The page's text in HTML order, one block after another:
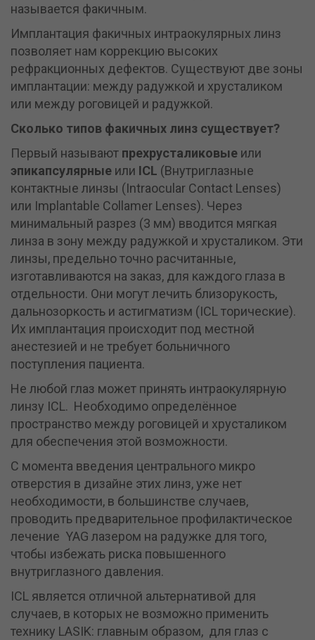
называется факичным.
Имплантация факичных интраокулярных линз
позволяет нам коррекцию высоких
рефракционных дефектов. Существуют две зоны
имплантации: между радужкой и хрусталиком
или между роговицей и радужкой.
Сколько типов факичных линз существует?
Первый называют прехрусталиковые или
эпикапсулярные или ICL (Внутриглазные
контактные линзы (Intraocular Contact Lenses)
или Implantable Collamer Lenses). Через
минимальный разрез (3 мм) вводится мягкая
линза в зону между радужкой и хрусталиком. Эти
линзы, предельно точно расчитанные,
изготавливаются на заказ, для каждого глаза в
отдельности. Они могут лечить близорукость,
дальнозоркость и астигматизм (ICL торические).
Их имплантация происходит под местной
анестезией и не требует больничного
поступления пациента.
Не любой глаз может принять интраокулярную
линзу ICL. Необходимо определённое
пространство между роговицей и хрусталиком
для обеспечения этой возможности.
С момента введения центрального микро
отверстия в дизайне этих линз, уже нет
необходимости, в большинстве случаев,
проводить предварительное профилактическое
лечение YAG лазером на радужке для того,
чтобы избежать риска повышенного
внутриглазного давления.
ICL является отличной альтернативой для
случаев, в которых не возможно применить
технику LASIK: главным образом, для глаз с